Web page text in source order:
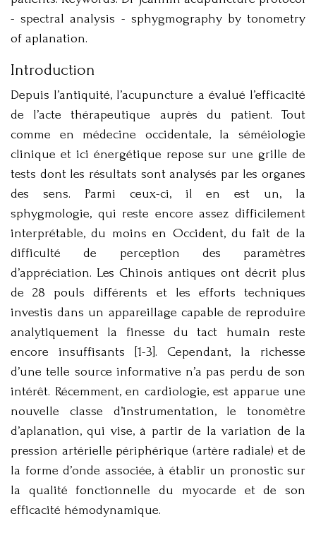
- spectral analysis - sphygmography by tonometry
of aplanation.
Introduction
Depuis l’antiquité, l’acupuncture a évalué l’efficacité
de l’acte thérapeutique auprès du patient. Tout
comme en médecine occidentale, la séméiologie
clinique et ici énergétique repose sur une grille de
tests dont les résultats sont analysés par les organes
des sens. Parmi ceux-ci, il en est un, la
sphygmologie, qui reste encore assez difficilement
interprétable, du moins en Occident, du fait de la
difficulté de perception des paramètres
d’appréciation. Les Chinois antiques ont décrit plus
de 28 pouls différents et les efforts techniques
investis dans un appareillage capable de reproduire
analytiquement la finesse du tact humain reste
encore insuffisants [1-3]. Cependant, la richesse
d’une telle source informative n’a pas perdu de son
intérêt. Récemment, en cardiologie, est apparue une
nouvelle classe d’instrumentation, le tonomètre
d’aplanation, qui vise, à partir de la variation de la
pression artérielle périphérique (artère radiale) et de
la forme d’onde associée, à établir un pronostic sur
la qualité fonctionnelle du myocarde et de son
efficacité hémodynamique.